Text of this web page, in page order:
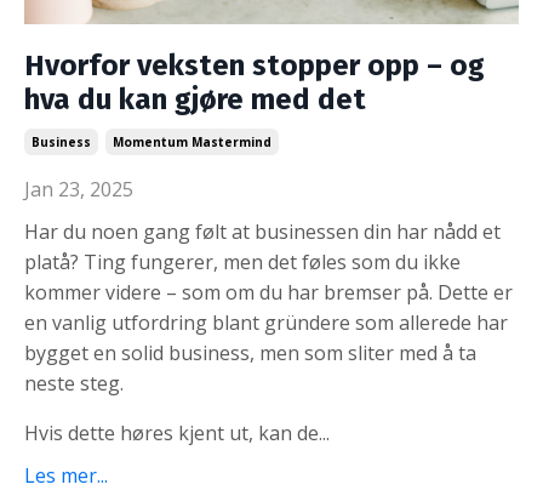
Hvorfor veksten stopper opp – og
hva du kan gjøre med det
Business Momentum Mastermind
Jan 23, 2025
Har du noen gang følt at businessen din har nådd et
platå? Ting fungerer, men det føles som du ikke
kommer videre – som om du har bremser på. Dette er
en vanlig utfordring blant gründere som allerede har
bygget en solid business, men som sliter med å ta
neste steg.
Hvis dette høres kjent ut, kan de...
Les mer...